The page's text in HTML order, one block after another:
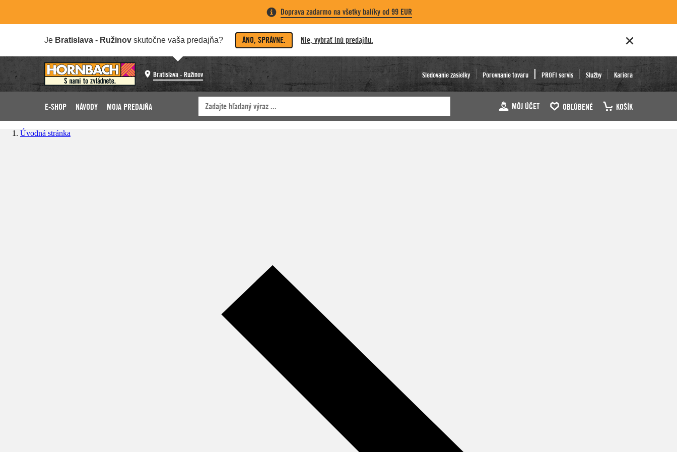
Doprava zadarmo na všetky balíky od 99 EUR
Je Bratislava - Ružinov skutočne vaša predajňa? ÁNO, SPRÁVNE. Nie, vybrať inú predajňu.
Bratislava - Ružinov Sledovanie zásielky Porovnanie tovaru PROFI servis Služby Kariéra
E-SHOP NÁVODY MOJA PREDAJŇA MÔJ ÚČET OBĽÚBENÉ KOŠÍK
Úvodná stránka